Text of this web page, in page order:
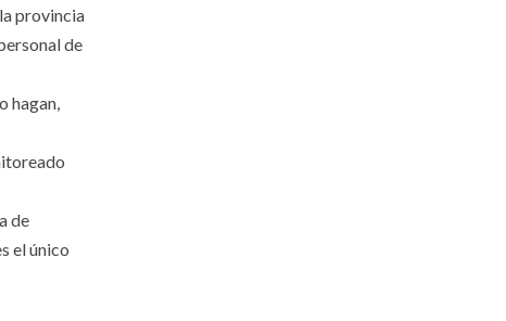
provincia
de
hagan,
de
el único